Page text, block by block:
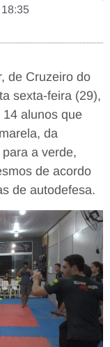
18:35
de Cruzeiro do
sexta-feira (29),
alunos que
da
a verde,
de acordo
de autodefesa.